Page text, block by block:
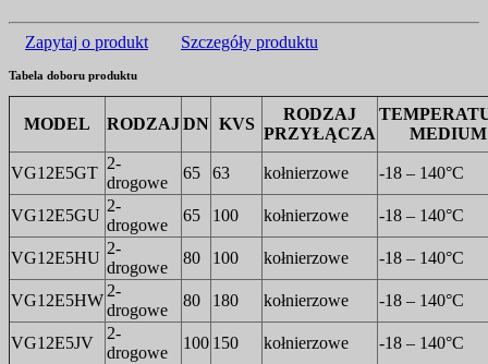
Zapytaj o produkt Szczegóły produktu
Tabela doboru produktu
MODEL RODZAJDN KVS
RODZAJ
PRZYŁĄCZA
MEDIUM
VG12E5GT
2-
drogowe
65 63 kołnierzowe -18 – 140°C
VG12E5GU
2-
drogowe
65 100 kołnierzowe -18 – 140°C
VG12E5HU
2-
drogowe
80 100 kołnierzowe -18 – 140°C
VG12E5HW
2-
drogowe
80 180 kołnierzowe -18 – 140°C
VG12E5JV
2-
drogowe
100 150 kołnierzowe -18 – 140°C